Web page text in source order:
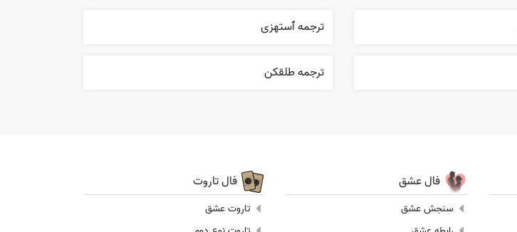
ترجمه ٱستهزی
ترجمه طلقکن
فال عشق
سنجش عشق
فال تاروت
تاروت عشق